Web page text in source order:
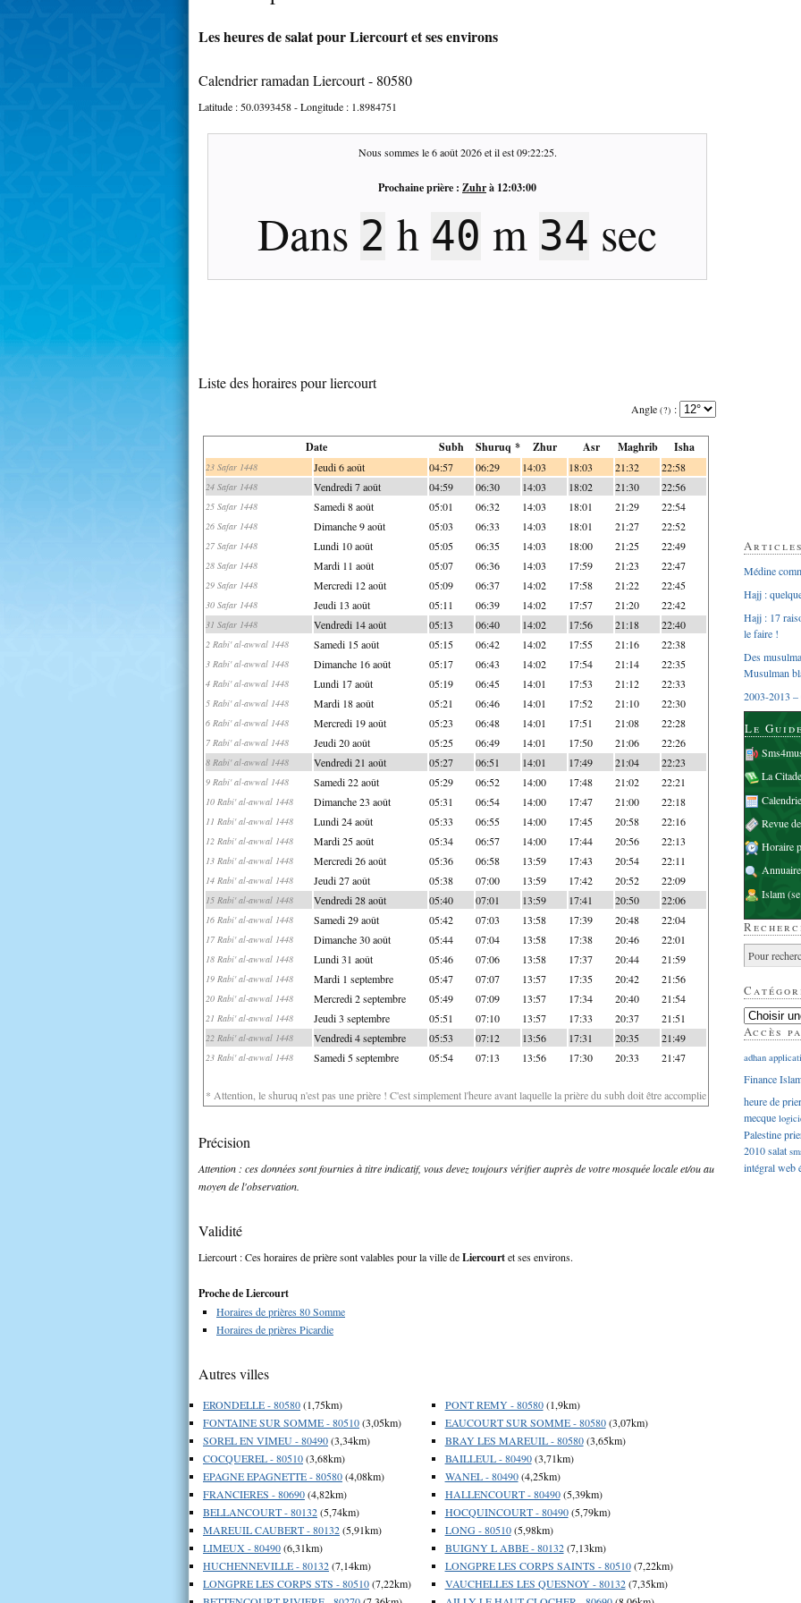
Les heures de salat pour Liercourt et ses environs
Calendrier ramadan Liercourt - 80580
Latitude : 50.0393458- Longitude : 1.8984751
Nous sommes le6 août 2026et il est09:22:26.
Prochaine prière : Zuhrà 12:03:00
Dans 2 h 40 m 33 sec
Liste des horaires pour liercourt
Angle (?) :
Date Subh Shuruq * Zhur Asr Maghrib Isha
23 Safar 1448 Jeudi 6 août 04:57 06:29 14:03 18:03 21:32 22:58
24 Safar 1448 Vendredi 7 août 04:59 06:30 14:03 18:02 21:30 22:56
25 Safar 1448 Samedi 8 août 05:01 06:32 14:03 18:01 21:29 22:54
26 Safar 1448 Dimanche 9 août 05:03 06:33 14:03 18:01 21:27 22:52
27 Safar 1448 Lundi 10 août 05:05 06:35 14:03 18:00 21:25 22:49
28 Safar 1448 Mardi 11 août 05:07 06:36 14:03 17:59 21:23 22:47
29 Safar 1448 Mercredi 12 août 05:09 06:37 14:02 17:58 21:22 22:45
30 Safar 1448 Jeudi 13 août 05:11 06:39 14:02 17:57 21:20 22:42
31 Safar 1448 Vendredi 14 août 05:13 06:40 14:02 17:56 21:18 22:40
2 Rabi' al-awwal 1448 Samedi 15 août 05:15 06:42 14:02 17:55 21:16 22:38
3 Rabi' al-awwal 1448 Dimanche 16 août 05:17 06:43 14:02 17:54 21:14 22:35
4 Rabi' al-awwal 1448 Lundi 17 août 05:19 06:45 14:01 17:53 21:12 22:33
5 Rabi' al-awwal 1448 Mardi 18 août 05:21 06:46 14:01 17:52 21:10 22:30
6 Rabi' al-awwal 1448 Mercredi 19 août 05:23 06:48 14:01 17:51 21:08 22:28
7 Rabi' al-awwal 1448 Jeudi 20 août 05:25 06:49 14:01 17:50 21:06 22:26
8 Rabi' al-awwal 1448 Vendredi 21 août 05:27 06:51 14:01 17:49 21:04 22:23
9 Rabi' al-awwal 1448 Samedi 22 août 05:29 06:52 14:00 17:48 21:02 22:21
10 Rabi' al-awwal 1448 Dimanche 23 août 05:31 06:54 14:00 17:47 21:00 22:18
11 Rabi' al-awwal 1448 Lundi 24 août 05:33 06:55 14:00 17:45 20:58 22:16
12 Rabi' al-awwal 1448 Mardi 25 août 05:34 06:57 14:00 17:44 20:56 22:13
13 Rabi' al-awwal 1448 Mercredi 26 août 05:36 06:58 13:59 17:43 20:54 22:11
14 Rabi' al-awwal 1448 Jeudi 27 août 05:38 07:00 13:59 17:42 20:52 22:09
15 Rabi' al-awwal 1448 Vendredi 28 août 05:40 07:01 13:59 17:41 20:50 22:06
16 Rabi' al-awwal 1448 Samedi 29 août 05:42 07:03 13:58 17:39 20:48 22:04
17 Rabi' al-awwal 1448 Dimanche 30 août 05:44 07:04 13:58 17:38 20:46 22:01
18 Rabi' al-awwal 1448 Lundi 31 août 05:46 07:06 13:58 17:37 20:44 21:59
19 Rabi' al-awwal 1448 Mardi 1 septembre 05:47 07:07 13:57 17:35 20:42 21:56
20 Rabi' al-awwal 1448 Mercredi 2 septembre 05:49 07:09 13:57 17:34 20:40 21:54
21 Rabi' al-awwal 1448 Jeudi 3 septembre 05:51 07:10 13:57 17:33 20:37 21:51
22 Rabi' al-awwal 1448 Vendredi 4 septembre 05:53 07:12 13:56 17:31 20:35 21:49
23 Rabi' al-awwal 1448 Samedi 5 septembre 05:54 07:13 13:56 17:30 20:33 21:47
* Attention, le shuruq n'est pas une prière ! C'est simplement l'heure avant laquelle la prière du subh doit être accomplie
Précision
Attention : ces données sont fournies à titre indicatif, vous devez toujours vérifier auprès de votre mosquée locale et/ou au
moyen de l'observation.
Validité
Liercourt : Ces horaires de prière sont valables pour la ville deLiercourtet ses environs.
Proche de Liercourt
Horaires de prières 80 Somme
Horaires de prières Picardie
Autres villes
ERONDELLE - 80580(1,75km)
FONTAINE SUR SOMME - 80510(3,05km)
SOREL EN VIMEU - 80490(3,34km)
COCQUEREL - 80510(3,68km)
EPAGNE EPAGNETTE - 80580(4,08km)
FRANCIERES - 80690(4,82km)
BELLANCOURT - 80132(5,74km)
MAREUIL CAUBERT - 80132(5,91km)
LIMEUX - 80490(6,31km)
HUCHENNEVILLE - 80132(7,14km)
LONGPRE LES CORPS STS - 80510(7,22km)
PONT REMY - 80580(1,9km)
EAUCOURT SUR SOMME - 80580(3,07km)
BRAY LES MAREUIL - 80580(3,65km)
BAILLEUL - 80490(3,71km)
WANEL - 80490(4,25km)
HALLENCOURT - 80490(5,39km)
HOCQUINCOURT - 80490(5,79km)
LONG - 80510(5,98km)
BUIGNY L ABBE - 80132(7,13km)
LONGPRE LES CORPS SAINTS - 80510(7,22km)
VAUCHELLES LES QUESNOY - 80132(7,35km)
Médine
Hajj :
Hajj : 17
le faire !
Des
Musulman
2003-2013 –
Le
La
Revue
Horaire
Islam
Accès
adhan
Finance
heure de
mecque
Palestine
2010salat
intégralweb